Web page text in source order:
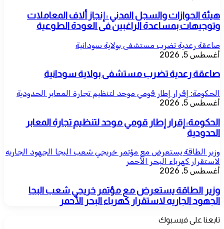
هيئة الجوازات والسجل المدني : إنجاز ألاف المعاملات
وتوجيهات بمساعدة الراغبين فى العودة الطوعية
صاعقة رعدية تضرب مستشفى بولاية سودانية
أغسطس 5, 2026
صاعقة رعدية تضرب مستشفى بولاية سودانية
الحكومة: إقرار إطار قومي موحد لتنظيم تجارة المعابر الحدودية
أغسطس 5, 2026
الحكومة: إقرار إطار قومي موحد لتنظيم تجارة المعابر
الحدودية
وزير الطاقة يستعرض مع مؤتمر خريجي شعب البجا الجهود الجاريه
لاستقرار كهرباء البحر الأحمر
أغسطس 5, 2026
وزير الطاقة يستعرض مع مؤتمر خريجي شعب البجا
الجهود الجاريه لاستقرار كهرباء البحر الأحمر
تابعنا على فيسبوك